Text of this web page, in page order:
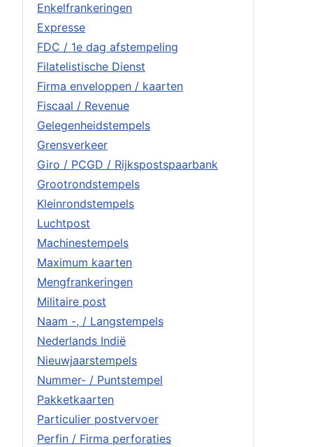
Enkelfrankeringen
Expresse
FDC / 1e dag afstempeling
Filatelistische Dienst
Firma enveloppen / kaarten
Fiscaal / Revenue
Gelegenheidstempels
Grensverkeer
Giro / PCGD / Rijkspostspaarbank
Grootrondstempels
Kleinrondstempels
Luchtpost
Machinestempels
Maximum kaarten
Mengfrankeringen
Militaire post
Naam -, / Langstempels
Nederlands Indië
Nieuwjaarstempels
Nummer- / Puntstempel
Pakketkaarten
Particulier postvervoer
Perfin / Firma perforaties